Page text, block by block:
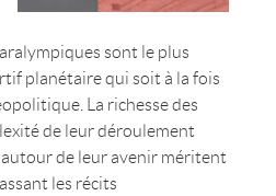
sont le plus
planétaire qui soit à la fois
La richesse des
de leur déroulement
de leur avenir méritent
les récits